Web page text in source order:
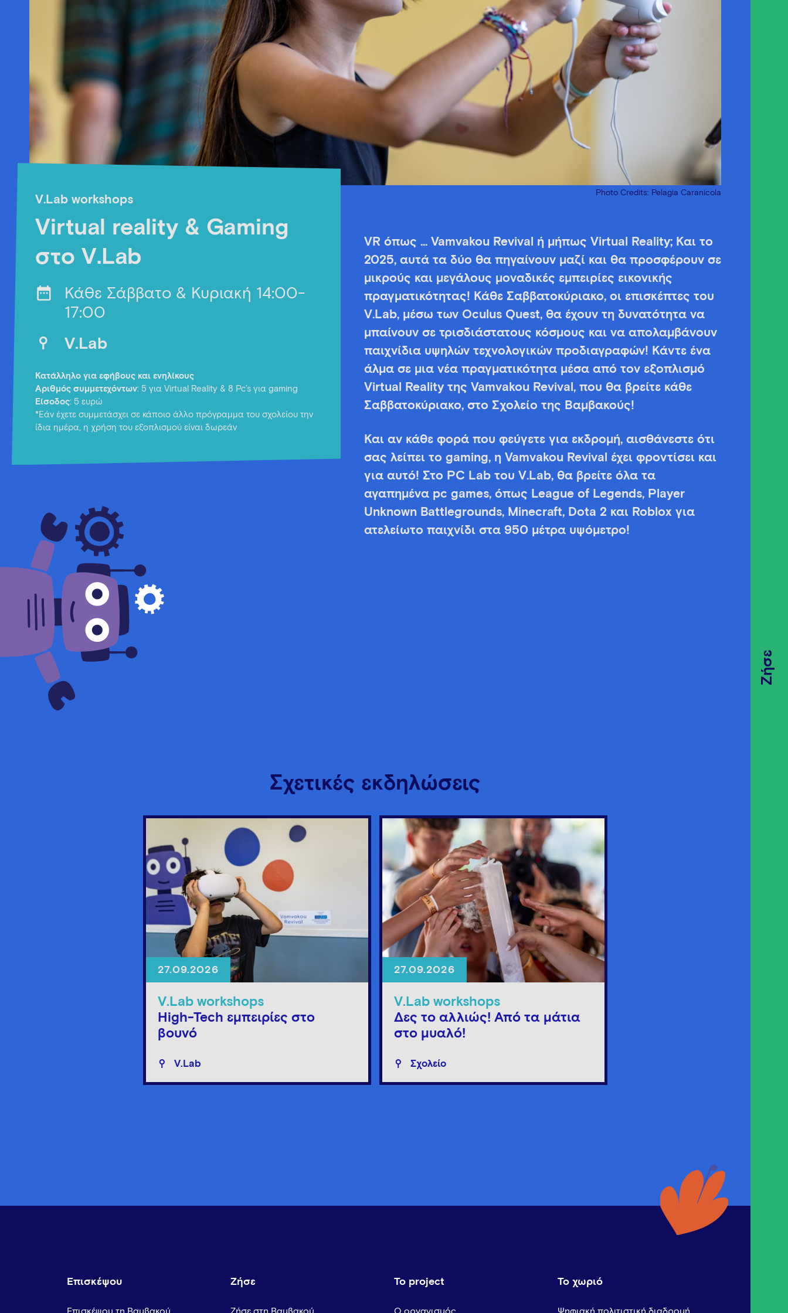
Ζήσε
Photo Credits: Pelagia Caranicola
V.Lab workshops
Virtual reality & Gaming
στο V.Lab
Κάθε Σάββατο & Κυριακή 14:00-
17:00
V.Lab
Κατάλληλο για εφήβους και ενηλίκους
Αριθμός συμμετεχόντων: 5 για Virtual Reality & 8 Pc’s για gaming
Είσοδος: 5 ευρώ
*Εάν έχετε συμμετάσχει σε κάποιο άλλο πρόγραμμα του σχολείου την
ίδια ημέρα, η χρήση του εξοπλισμού είναι δωρεάν
VR όπως … Vamvakou Revival ή μήπως Virtual Reality; Και το
2025, αυτά τα δύο θα πηγαίνουν μαζί και θα προσφέρουν σε
μικρούς και μεγάλους μοναδικές εμπειρίες εικονικής
πραγματικότητας! Κάθε Σαββατοκύριακο, οι επισκέπτες του
V.Lab, μέσω των Oculus Quest, θα έχουν τη δυνατότητα να
μπαίνουν σε τρισδιάστατους κόσμους και να απολαμβάνουν
παιχνίδια υψηλών τεχνολογικών προδιαγραφών! Κάντε ένα
άλμα σε μια νέα πραγματικότητα μέσα από τον εξοπλισμό
Virtual Reality της Vamvakou Revival, που θα βρείτε κάθε
Σαββατοκύριακο, στο Σχολείο της Βαμβακούς!
Και αν κάθε φορά που φεύγετε για εκδρομή, αισθάνεστε ότι
σας λείπει το gaming, η Vamvakou Revival έχει φροντίσει και
για αυτό! Στο PC Lab του V.Lab, θα βρείτε όλα τα
αγαπημένα pc games, όπως League of Legends, Player
Unknown Battlegrounds, Minecraft, Dota 2 και Roblox για
ατελείωτο παιχνίδι στα 950 μέτρα υψόμετρο!
Σχετικές εκδηλώσεις
27.09.2026
V.Lab workshops
High-Tech εμπειρίες στο
βουνό
V.Lab
27.09.2026
V.Lab workshops
Δες το αλλιώς! Από τα μάτια
στο μυαλό!
Σχολείο
Επισκέψου Ζήσε Το project Το χωριό